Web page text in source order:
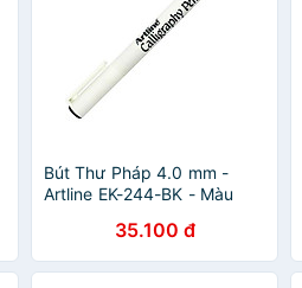
Bút Thư Pháp 4.0 mm -
Artline EK-244-BK - Màu
35.100 đ